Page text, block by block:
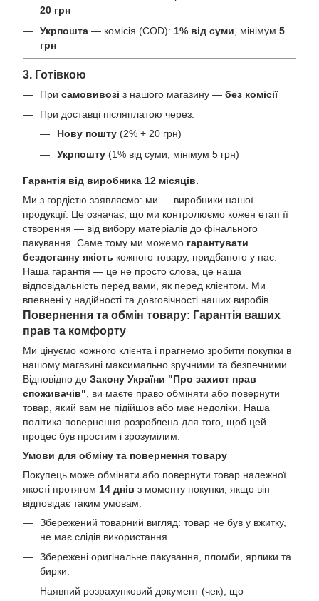
20 грн
Укрпошта — комісія (COD): 1% від суми , мінімум 5
грн
3. Готівкою
При самовивозі з нашого магазину — без комісії
При доставці післяплатою через:
Нову пошту (2% + 20 грн)
Укрпошту (1% від суми, мінімум 5 грн)
Гарантія від виробника 12 місяців.
Ми з гордістю заявляємо: ми — виробники нашої
продукції. Це означає, що ми контролюємо кожен етап її
створення — від вибору матеріалів до фінального
пакування. Саме тому ми можемо гарантувати
бездоганну якість кожного товару, придбаного у нас.
Наша гарантія — це не просто слова, це наша
відповідальність перед вами, як перед клієнтом. Ми
впевнені у надійності та довговічності наших виробів.
Повернення та обмін товару: Гарантія ваших
прав та комфорту
Ми цінуємо кожного клієнта і прагнемо зробити покупки в
нашому магазині максимально зручними та безпечними.
Відповідно до Закону України "Про захист прав
споживачів" , ви маєте право обміняти або повернути
товар, який вам не підійшов або має недоліки. Наша
політика повернення розроблена для того, щоб цей
процес був простим і зрозумілим.
Умови для обміну та повернення товару
Покупець може обміняти або повернути товар належної
якості протягом 14 днів з моменту покупки, якщо він
відповідає таким умовам:
Збережений товарний вигляд: товар не був у вжитку,
не має слідів використання.
Збережені оригінальне пакування, пломби, ярлики та
бирки.
Наявний розрахунковий документ (чек), що